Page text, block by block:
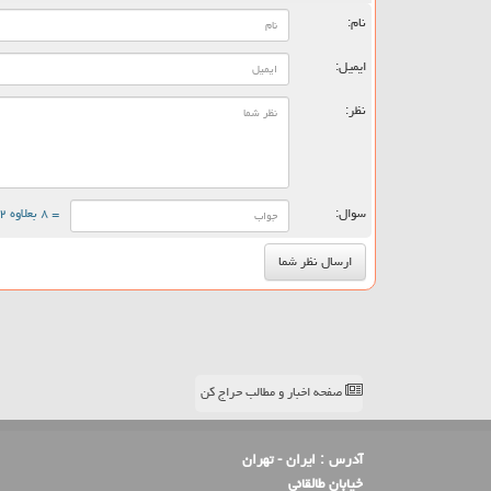
نام:
ایمیل:
نظر:
سوال: = ۸ بعلاوه ۲
صفحه اخبار و مطالب حراج کن
آدرس : ایران - تهران
خیابان طالقانی